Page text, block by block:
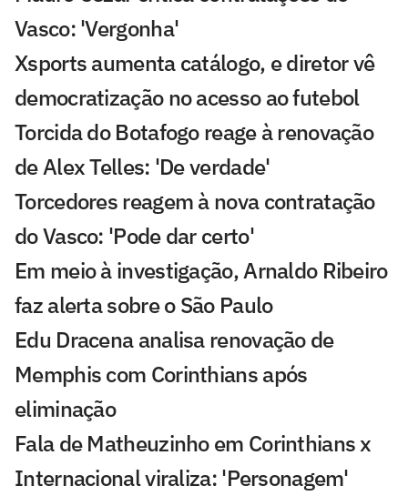
Vasco: 'Vergonha'
Xsports aumenta catálogo, e diretor vê
democratização no acesso ao futebol
Torcida do Botafogo reage à renovação
de Alex Telles: 'De verdade'
Torcedores reagem à nova contratação
do Vasco: 'Pode dar certo'
Em meio à investigação, Arnaldo Ribeiro
faz alerta sobre o São Paulo
Edu Dracena analisa renovação de
Memphis com Corinthians após
eliminação
Fala de Matheuzinho em Corinthians x
Internacional viraliza: 'Personagem'